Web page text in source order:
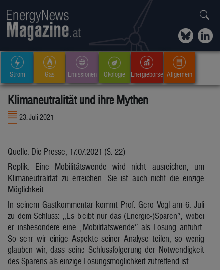
Strom Gas Emissionen Ökologie Energiebörse Allgemein
Klimaneutralität und ihre Mythen
23. Juli 2021
Quelle: Die Presse, 17.07.2021 (S. 22)
Replik. Eine Mobilitätswende wird nicht ausreichen, um
Klimaneutralität zu erreichen. Sie ist auch nicht die einzige
Möglichkeit.
In seinem Gastkommentar kommt Prof. Gero Vogl am 6. Juli
zu dem Schluss: „Es bleibt nur das (Energie-)Sparen“, wobei
er insbesondere eine „Mobilitätswende“ als Lösung anführt.
So sehr wir einige Aspekte seiner Analyse teilen, so wenig
glauben wir, dass seine Schlussfolgerung der Notwendigkeit
des Sparens als einzige Lösungsmöglichkeit zutreffend ist.